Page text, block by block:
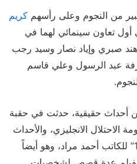
من النجوم وعلى رأسهم كريم
تعاون سينمائي لهما في
هند صبري وإياد نصار وسيد رجب
عبد الرسول وعلي قاسم
أحداث حقيقية، حدثت في حقبة
الاحتلال الانجليزي، والأحداث
مقتبسة من رواية بعنوان “1919” للكاتب أحمد مراد، وهو أيضاً